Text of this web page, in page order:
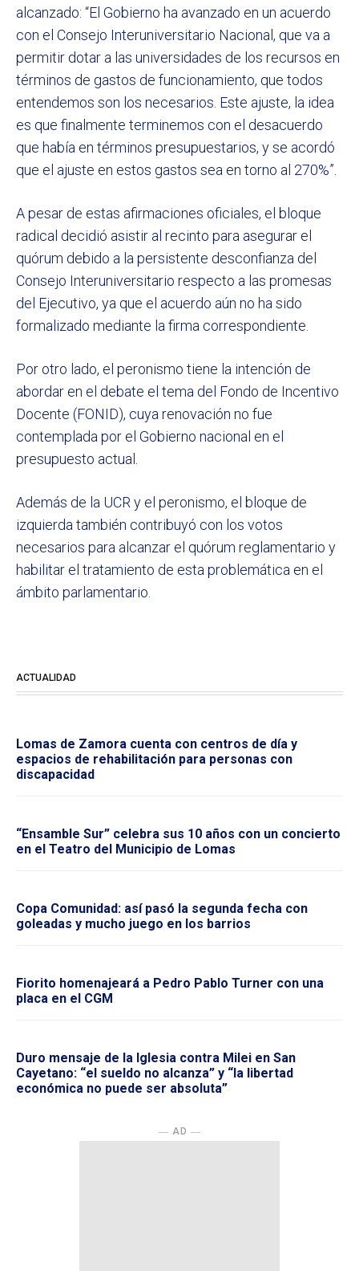
alcanzado: “El Gobierno ha avanzado en un acuerdo
con el Consejo Interuniversitario Nacional, que va a
permitir dotar a las universidades de los recursos en
términos de gastos de funcionamiento, que todos
entendemos son los necesarios. Este ajuste, la idea
es que finalmente terminemos con el desacuerdo
que había en términos presupuestarios, y se acordó
que el ajuste en estos gastos sea en torno al 270%”.
A pesar de estas afirmaciones oficiales, el bloque
radical decidió asistir al recinto para asegurar el
quórum debido a la persistente desconfianza del
Consejo Interuniversitario respecto a las promesas
del Ejecutivo, ya que el acuerdo aún no ha sido
formalizado mediante la firma correspondiente.
Por otro lado, el peronismo tiene la intención de
abordar en el debate el tema del Fondo de Incentivo
Docente (FONID), cuya renovación no fue
contemplada por el Gobierno nacional en el
presupuesto actual.
Además de la UCR y el peronismo, el bloque de
izquierda también contribuyó con los votos
necesarios para alcanzar el quórum reglamentario y
habilitar el tratamiento de esta problemática en el
ámbito parlamentario.
ACTUALIDAD
Lomas de Zamora cuenta con centros de día y
espacios de rehabilitación para personas con
discapacidad
“Ensamble Sur” celebra sus 10 años con un concierto
en el Teatro del Municipio de Lomas
Copa Comunidad: así pasó la segunda fecha con
goleadas y mucho juego en los barrios
Fiorito homenajeará a Pedro Pablo Turner con una
placa en el CGM
Duro mensaje de la Iglesia contra Milei en San
Cayetano: “el sueldo no alcanza” y “la libertad
económica no puede ser absoluta”
― AD ―